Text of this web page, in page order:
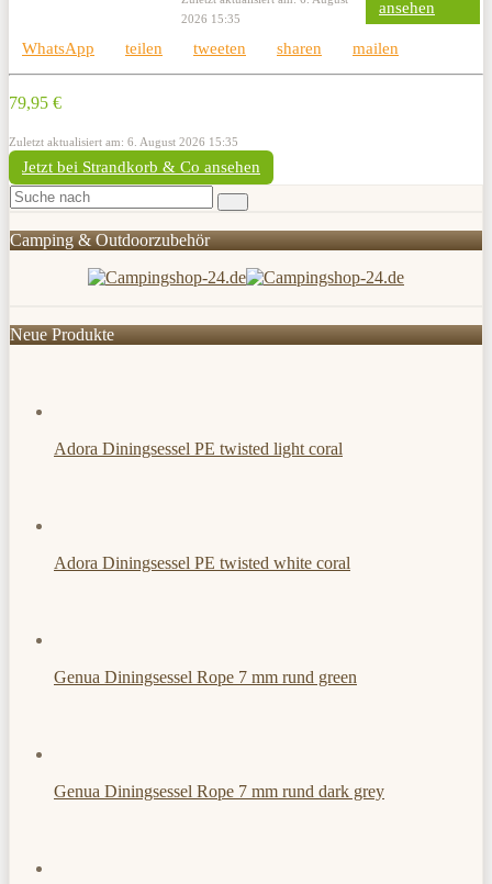
2026 15:35
ansehen
WhatsApp teilen tweeten sharen mailen
79,95 €
Zuletzt aktualisiert am: 6. August 2026 15:35
Jetzt bei Strandkorb & Co ansehen
Camping & Outdoorzubehör
Neue Produkte
Adora Diningsessel PE twisted light coral
Adora Diningsessel PE twisted white coral
Genua Diningsessel Rope 7 mm rund green
Genua Diningsessel Rope 7 mm rund dark grey